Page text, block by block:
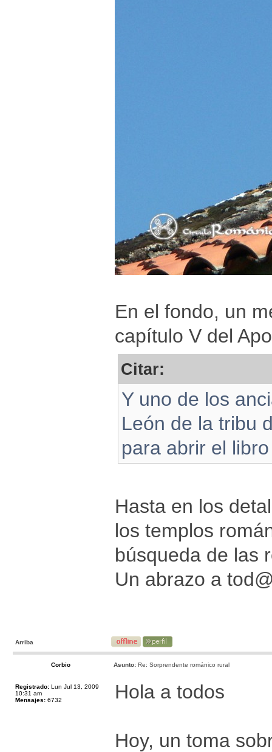
En el fondo, un
capítulo V del
Citar:
Y uno de los
León de la tribu
para abrir el
Hasta en los
los templos
búsqueda de las
Un abrazo a
Arriba
Corbio Asunto: Re: Sorprendente románico rural
Registrado: Lun Jul 13, 2009
10:31 am
Mensajes: 6732 Hola a todos
Hoy, un toma